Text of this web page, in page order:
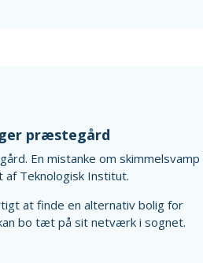
præstegård
En mistanke om skimmelsvamp
Teknologisk Institut.
at finde en alternativ bolig for
bo tæt på sit netværk i sognet.